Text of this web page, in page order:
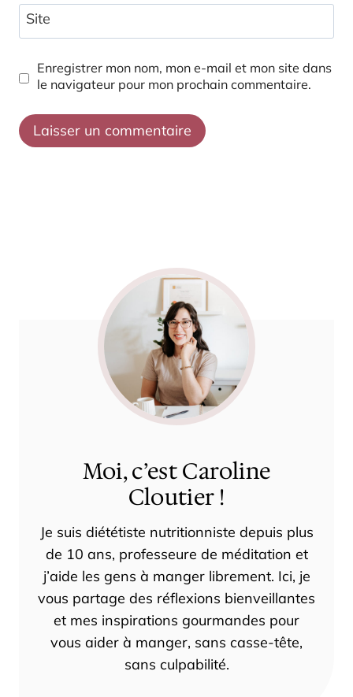
Site
Enregistrer mon nom, mon e-mail et mon site dans
le navigateur pour mon prochain commentaire.
Moi, c’est Caroline
Cloutier !
Je suis diététiste nutritionniste depuis plus
de 10 ans, professeure de méditation et
j’aide les gens à manger librement. Ici, je
vous partage des réflexions bienveillantes
et mes inspirations gourmandes pour
vous aider à manger, sans casse-tête,
sans culpabilité.